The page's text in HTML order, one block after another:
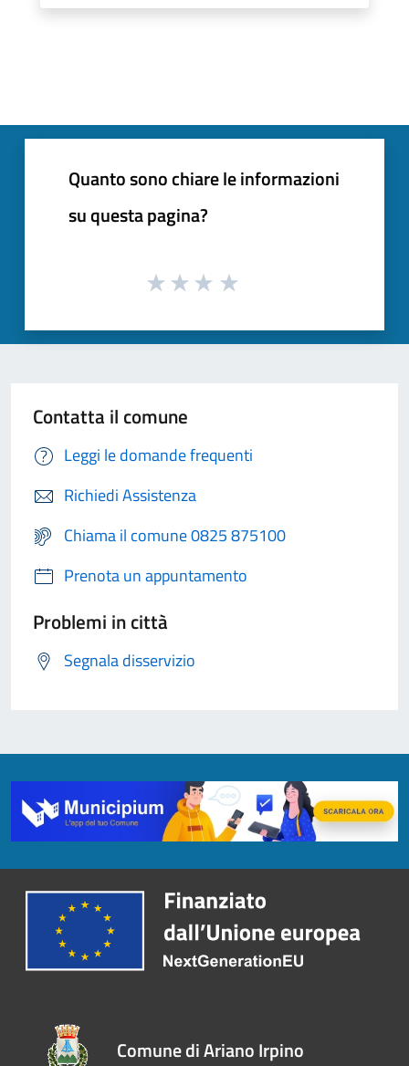
Quanto sono chiare le informazioni
su questa pagina?
Contatta il comune
Leggi le domande frequenti
Richiedi Assistenza
Chiama il comune 0825 875100
Prenota un appuntamento
Problemi in città
Segnala disservizio
Comune di Ariano Irpino